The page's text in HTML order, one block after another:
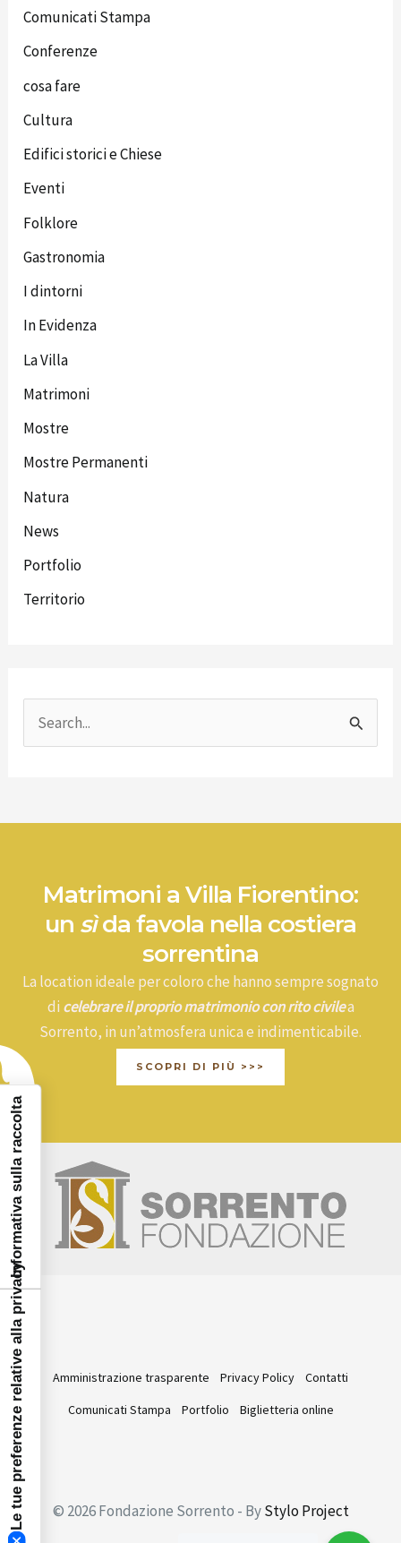
Comunicati Stampa
Conferenze
cosa fare
Cultura
Edifici storici e Chiese
Eventi
Folklore
Gastronomia
I dintorni
In Evidenza
La Villa
Matrimoni
Mostre
Mostre Permanenti
Natura
News
Portfolio
Territorio
c
Matrimoni a Villa Fiorentino:
un sìda favola nella costiera
sorrentina
La location ideale per coloro che hanno sempre sognato
di celebrare il proprio matrimonio con rito civilea
Sorrento, in un’atmosfera unica e indimenticabile.
SCOPRI DI PIÙ >>>
Amministrazione trasparente Privacy Policy
Contatti
Comunicati Stampa
Portfolio Biglietteria online
© 2026 Fondazione Sorrento - ByStylo Project
Le tue preferenze relative alla privacy
Informativa sulla raccolta